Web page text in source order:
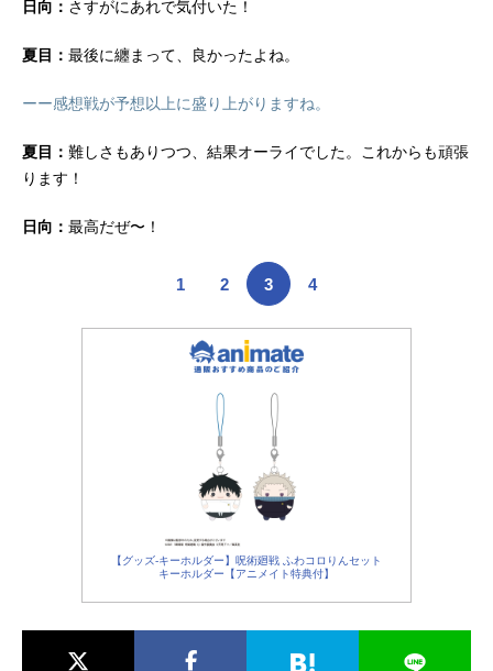
日向： さすがにあれで気付いた！
夏目： 最後に纏まって、良かったよね。
ーー感想戦が予想以上に盛り上がりますね。
夏目： 難しさもありつつ、結果オーライでした。これからも頑張
ります！
日向： 最高だぜ〜！
1 2 3 4
【グッズ-キーホルダー】呪術廻戦 ふわコロりんセット
キーホルダー【アニメイト特典付】